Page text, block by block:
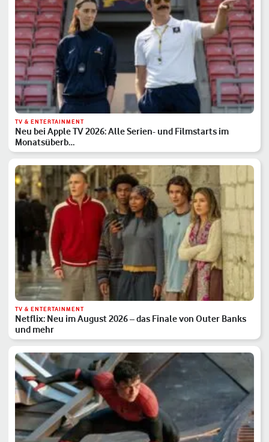
TV & ENTERTAINMENT
Neu bei Apple TV 2026: Alle Serien- und Filmstarts im
Monatsüberb…
TV & ENTERTAINMENT
Netflix: Neu im August 2026 – das Finale von Outer Banks
und mehr